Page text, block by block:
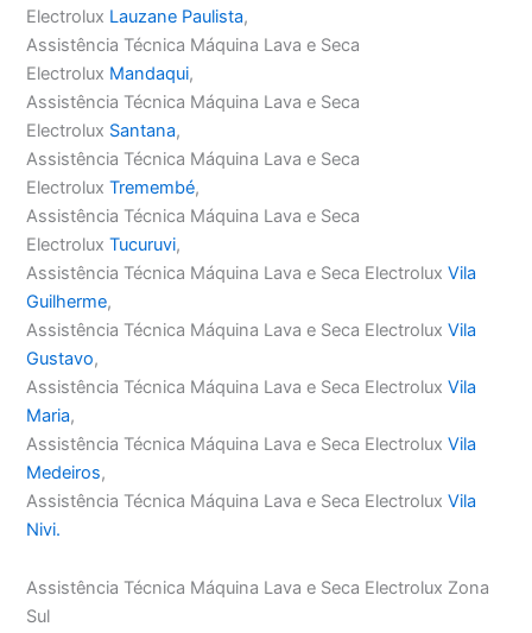
Electrolux Lauzane Paulista,
Assistência Técnica Máquina Lava e Seca
Electrolux Mandaqui,
Assistência Técnica Máquina Lava e Seca
Electrolux Santana,
Assistência Técnica Máquina Lava e Seca
ElectroluxTremembé,
Assistência Técnica Máquina Lava e Seca
ElectroluxTucuruvi,
Assistência Técnica Máquina Lava e Seca ElectroluxVila
Guilherme,
Assistência Técnica Máquina Lava e Seca ElectroluxVila
Gustavo,
Assistência Técnica Máquina Lava e Seca ElectroluxVila
Maria,
Assistência Técnica Máquina Lava e Seca ElectroluxVila
Medeiros,
Assistência Técnica Máquina Lava e Seca ElectroluxVila
Nivi.
Assistência Técnica Máquina Lava e Seca Electrolux Zona
Sul